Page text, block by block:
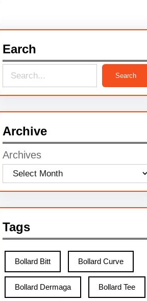
Earch
e
r
c
h
Search
Archive
Archives
Tags
Bollard Bitt Bollard Curve
Bollard Dermaga Bollard Tee